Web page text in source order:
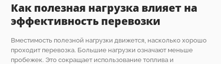
Как полезная нагрузка влияет на
эффективность перевозки
Вместимость полезной нагрузки движется, насколько хорошо
проходит перевозка. Большие нагрузки означают меньше
пробежек. Это сокращает использование топлива и